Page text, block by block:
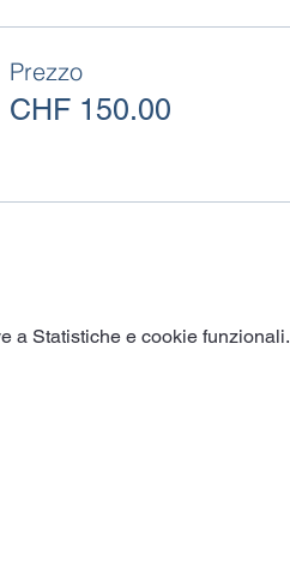
Prezzo
CHF 150.00
a Statistiche e cookie funzionali.